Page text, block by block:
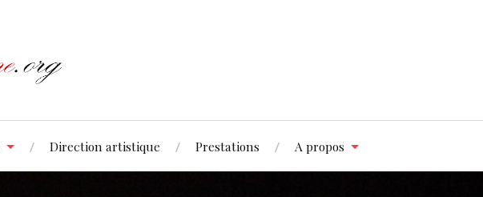
Direction artistique Prestations A propos